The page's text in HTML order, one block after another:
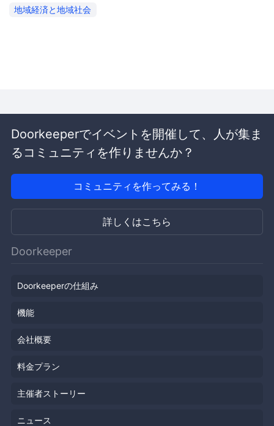
地域経済と地域社会
Doorkeeperでイベントを開催して、人が集ま
るコミュニティを作りませんか？
コミュニティを作ってみる！
詳しくはこちら
Doorkeeper
Doorkeeperの仕組み
機能
会社概要
料金プラン
主催者ストーリー
ニュース